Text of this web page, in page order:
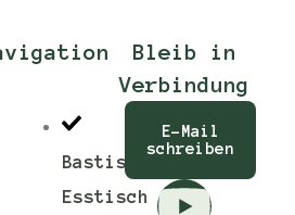
Bastis
Esstisch
Bleib in
Verbindung
E-Mail
schreiben